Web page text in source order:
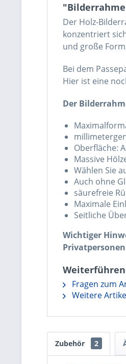
Der Holz-
konzentriert
und große
Bei dem
Hier ist eine
Der
Oberfläche:
Massive
Wählen Sie
Auch ohne
säurefreie
Maximale
Seitliche
Wichtiger
Fragen zum
Weitere
Zubehör 2